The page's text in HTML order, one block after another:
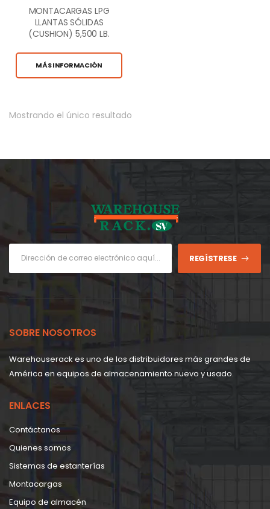
MONTACARGAS LPG
LLANTAS SÓLIDAS
(CUSHION) 5,500 LB.
MÁS INFORMACIÓN
Mostrando el único resultado
REGÍSTRESE
SOBRE NOSOTROS
Warehouserack es uno de los distribuidores más grandes de
América en equipos de almacenamiento nuevo y usado.
ENLACES
Contáctanos
Quienes somos
Sistemas de estanterías
Montacargas
Equipo de almacén